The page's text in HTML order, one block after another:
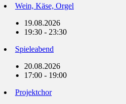
Wein, Käse, Orgel
19.08.2026
19:30 - 23:30
Spieleabend
20.08.2026
17:00 - 19:00
Projektchor